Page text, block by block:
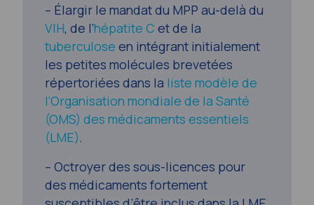
– Élargir le mandat du MPP au-delà du
VIH, de l’hépatite C et de la
tuberculose en intégrant initialement
les petites molécules brevetées
répertoriées dans la liste modèle de
l’Organisation mondiale de la Santé
(OMS) des médicaments essentiels
(LME).
– Octroyer des sous-licences pour
des médicaments fortement